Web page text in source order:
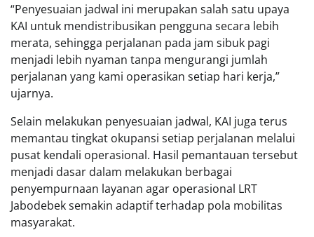
“Penyesuaian jadwal ini merupakan salah satu upaya
KAI untuk mendistribusikan pengguna secara lebih
merata, sehingga perjalanan pada jam sibuk pagi
menjadi lebih nyaman tanpa mengurangi jumlah
perjalanan yang kami operasikan setiap hari kerja,”
ujarnya.
Selain melakukan penyesuaian jadwal, KAI juga terus
memantau tingkat okupansi setiap perjalanan melalui
pusat kendali operasional. Hasil pemantauan tersebut
menjadi dasar dalam melakukan berbagai
penyempurnaan layanan agar operasional LRT
Jabodebek semakin adaptif terhadap pola mobilitas
masyarakat.